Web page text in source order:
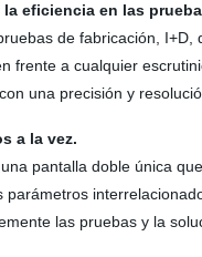
la eficiencia en las
de fabricación,
frente a cualquier
una precisión y
a la vez.
pantalla doble única
parámetros
las pruebas y la